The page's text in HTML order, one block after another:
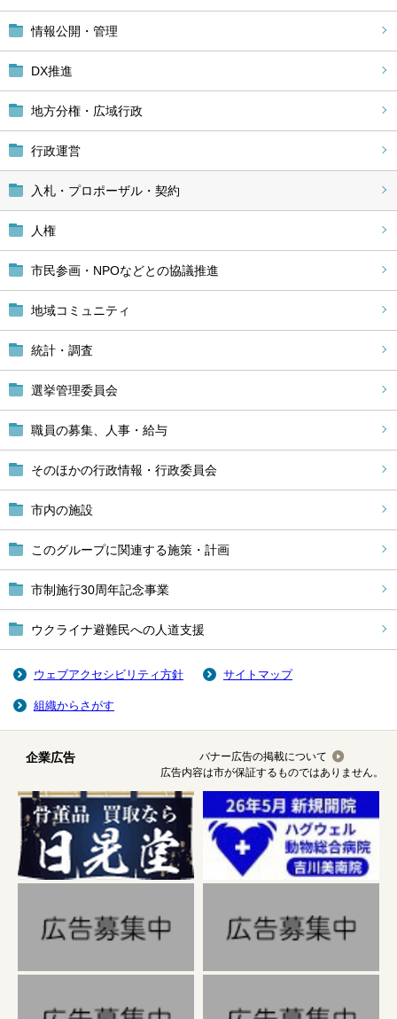
情報公開・管理
DX推進
地方分権・広域行政
行政運営
入札・プロポーザル・契約
人権
市民参画・NPOなどとの協議推進
地域コミュニティ
統計・調査
選挙管理委員会
職員の募集、人事・給与
そのほかの行政情報・行政委員会
市内の施設
このグループに関連する施策・計画
市制施行30周年記念事業
ウクライナ避難民への人道支援
ウェブアクセシビリティ方針 サイトマップ
組織からさがす
企業広告
バナー広告の掲載について
広告内容は市が保証するものではありません。